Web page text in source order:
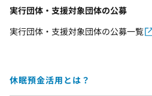
実行団体・支援対象団体の公募
実行団体・支援対象団体の公募一覧
休眠預金活用とは？